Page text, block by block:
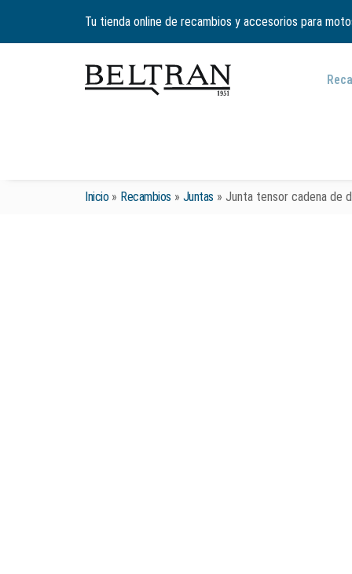
Tu tienda online de recambios y accesorios para
Inicio» Recambios » Juntas » Junta tensor cadena de